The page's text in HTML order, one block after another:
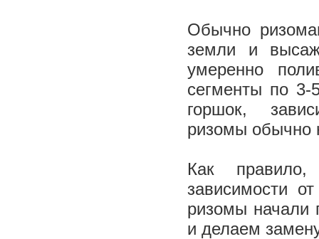
Обычно
земли и
умеренно
сегменты по
горшок,
ризомы обычно
Как
зависимости
ризомы начали
и делаем